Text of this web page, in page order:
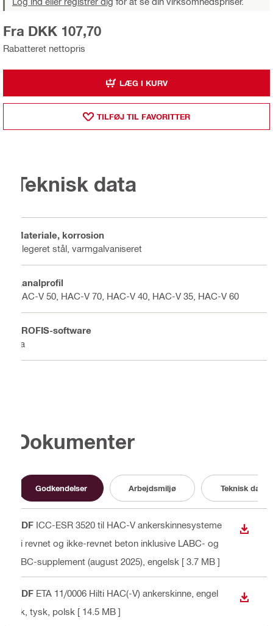
Rabatteret nettopris
Fra DKK 107,70
LÆG I KURV
TILFØJ TIL FAVORITTER
Teknisk data
Materiale, korrosion
Ulegeret stål, varmgalvaniseret
Kanalprofil
HAC-V 50, HAC-V 70, HAC-V 40, HAC-V 35, HAC-V 60
PROFIS-software
Ja
Dokumenter
Godkendelser Arbejdsmiljø Teknisk data
PDF ICC-ESR 3520 til HAC-V ankerskinnesysteme
r i revnet og ikke-revnet beton inklusive LABC- og
FBC-supplement (august 2025) , engelsk [ 3.7 MB ]
PDF ETA 11/0006 Hilti HAC(-V) ankerskinne , engel
sk, tysk, polsk [ 14.5 MB ]